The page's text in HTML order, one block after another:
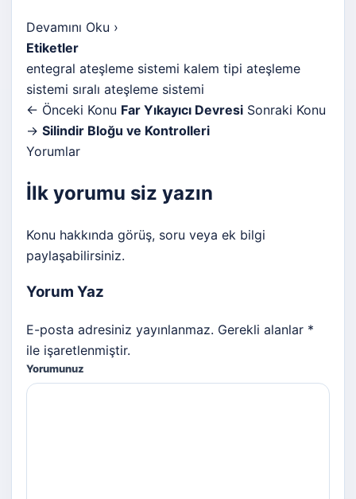
Devamını Oku ›
Etiketler
entegral ateşleme sistemi kalem tipi ateşleme
sistemi sıralı ateşleme sistemi
← Önceki Konu Far Yıkayıcı Devresi Sonraki Konu
→ Silindir Bloğu ve Kontrolleri
Yorumlar
İlk yorumu siz yazın
Konu hakkında görüş, soru veya ek bilgi
paylaşabilirsiniz.
Yorum Yaz
E-posta adresiniz yayınlanmaz. Gerekli alanlar *
ile işaretlenmiştir.
Yorumunuz